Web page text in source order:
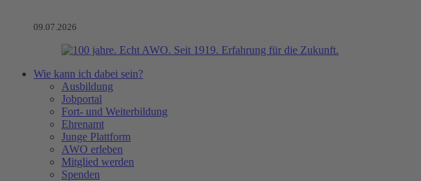
09.07.2026
Wie kann ich dabei sein?
Ausbildung
Jobportal
Fort- und Weiterbildung
Ehrenamt
Junge Plattform
AWO erleben
Mitglied werden
Spenden